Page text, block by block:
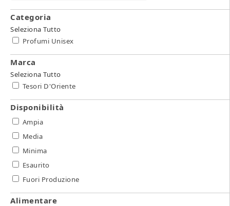
Categoria
Seleziona Tutto
Profumi Unisex
Marca
Seleziona Tutto
Tesori D'Oriente
Disponibilità
Ampia
Media
Minima
Esaurito
Fuori Produzione
Alimentare